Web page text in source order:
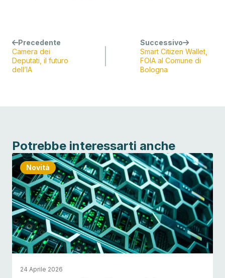
Precedente
Camera dei
Deputati, il futuro
dell’IA
Successivo
Smart Citizen Wallet,
FOIA al Comune di
Bologna
Potrebbe interessarti anche
Novità
24 Aprile 2026